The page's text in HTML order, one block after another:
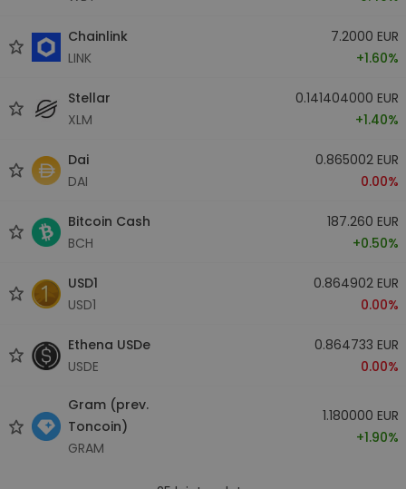
Chainlink
LINK
7.2000 EUR
+1.60%
Stellar
XLM
0.141404000 EUR
+1.40%
Dai
DAI
0.865002 EUR
0.00%
Bitcoin Cash
BCH
187.260 EUR
+0.50%
USD1
USD1
0.864902 EUR
0.00%
Ethena USDe
USDE
0.864733 EUR
0.00%
Gram (prev.
Toncoin)
GRAM
1.180000 EUR
+1.90%